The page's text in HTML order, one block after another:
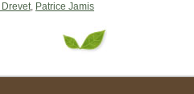
Drevet, Patrice Jamis